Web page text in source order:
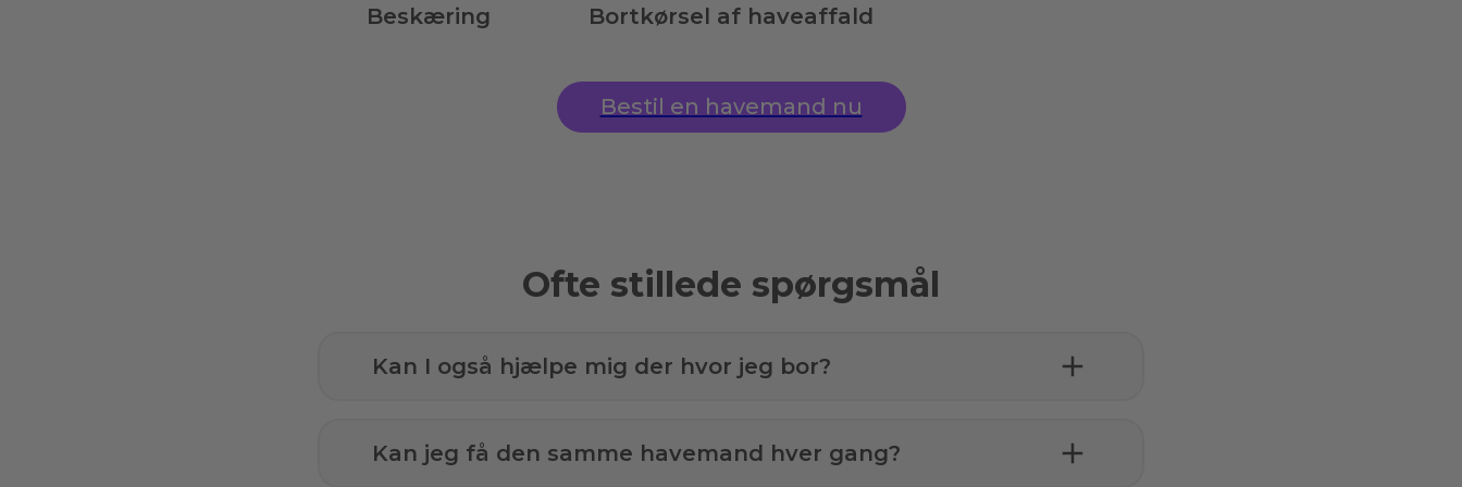
Beskæring Bortkørsel af haveaffald
Bestil en havemand nu
Ofte stillede spørgsmål
Kan I også hjælpe mig der hvor jeg bor?
Kan jeg få den samme havemand hver gang?